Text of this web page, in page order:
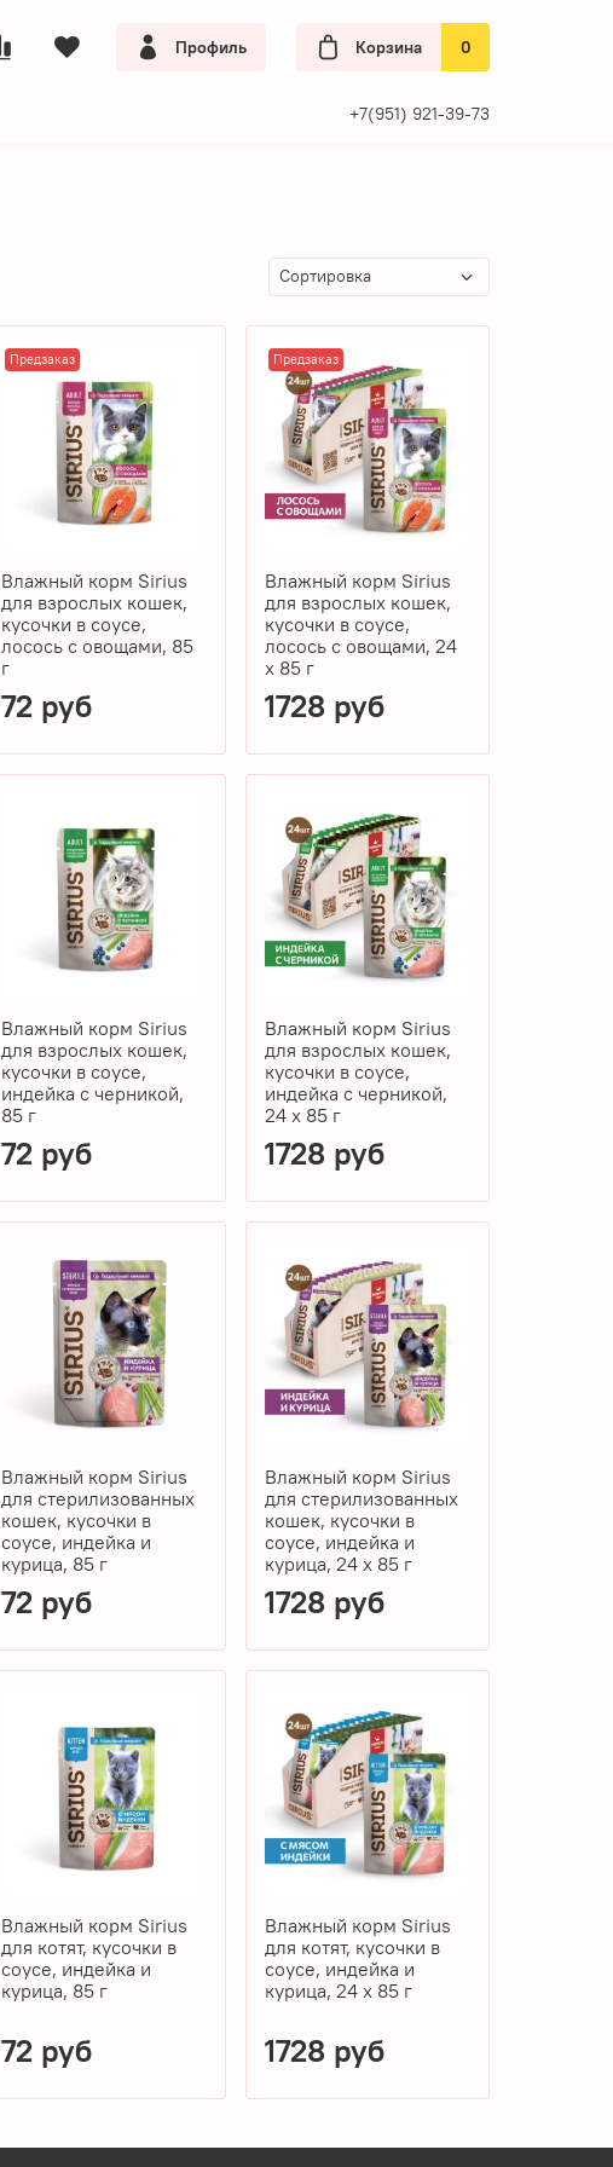
Профиль Корзина 0
+7(951) 921-39-73
Предзаказ
Влажный корм Sirius
для взрослых кошек,
кусочки в соусе,
лосось с овощами, 85
г
72 руб
Предзаказ
Влажный корм Sirius
для взрослых кошек,
кусочки в соусе,
лосось с овощами, 24
x 85 г
1728 руб
Влажный корм Sirius
для взрослых кошек,
кусочки в соусе,
индейка с черникой,
85 г
72 руб
Влажный корм Sirius
для взрослых кошек,
кусочки в соусе,
индейка с черникой,
24 x 85 г
1728 руб
Влажный корм Sirius
для стерилизованных
кошек, кусочки в
соусе, индейка и
курица, 85 г
72 руб
Влажный корм Sirius
для стерилизованных
кошек, кусочки в
соусе, индейка и
курица, 24 x 85 г
1728 руб
Влажный корм Sirius
для котят, кусочки в
соусе, индейка и
курица, 85 г
72 руб
Влажный корм Sirius
для котят, кусочки в
соусе, индейка и
курица, 24 x 85 г
1728 руб